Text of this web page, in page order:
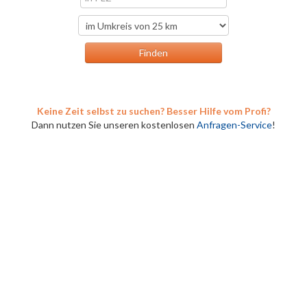
Keine Zeit selbst zu suchen? Besser Hilfe vom Profi?
Dann nutzen Sie unseren kostenlosen Anfragen-Service!